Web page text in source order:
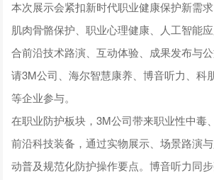
本次展示会紧扣新时代职业健康保护新需求
肌肉骨骼保护、职业心理健康、人工智能
合前沿技术路演、互动体验、成果发布与
请3M公司、海尔智慧康养、博音听力、科
等企业参与。
在职业防护板块，3M公司带来职业性中毒
前沿科技装备，通过实物展示、场景路演
动普及规范化防护操作要点。博音听力同